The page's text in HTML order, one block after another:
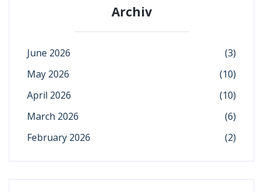
Archiv
June 2026
(3)
May 2026
(10)
April 2026
(10)
March 2026
(6)
February 2026
(2)